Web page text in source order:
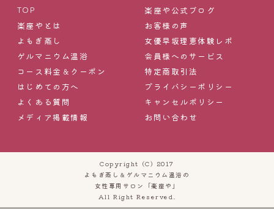
TOP
楽座やとは
よもぎ蒸し
ゲルマニウム温浴
コース料金＆クーポン
はじめての方へ
よくある質問
メディア掲載情報
楽座や公式ブログ
お客様の声
女優早坂理恵体験レポ
会員様へのサービス
特定商取引法
プライバシーポリシー
キャンセルポリシー
お問い合わせ
Copyright (C) 2017
よもぎ蒸し＆ゲルマニウム温浴の
女性専用サロン「楽座や」
All Right Reserved.